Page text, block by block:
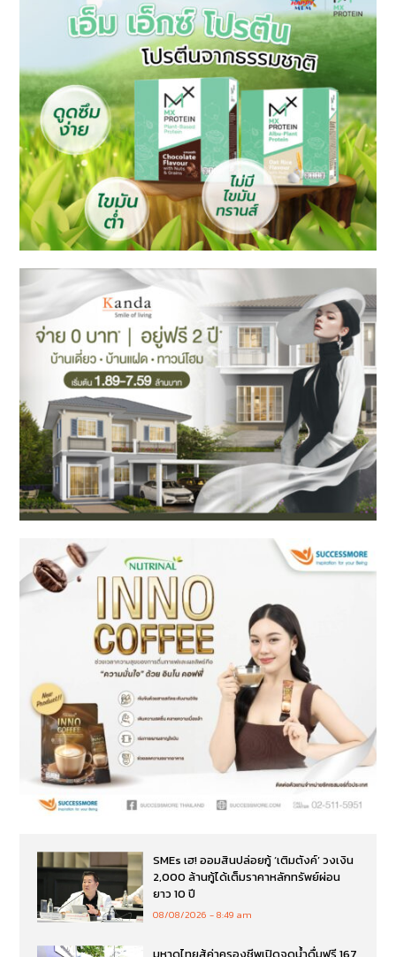
SMEs เฮ! ออมสินปล่อยกู้ ‘เติมตังค์’ วงเงิน
2,000 ล้านกู้ได้เต็มราคาหลักทรัพย์ผ่อน
ยาว 10 ปี
08/08/2026 8:49 am